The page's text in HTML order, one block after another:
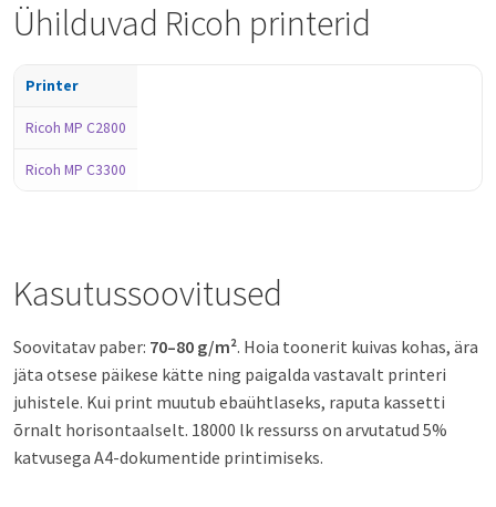
Ühilduvad Ricoh printerid
Printer
Ricoh MP C2800
Ricoh MP C3300
Kasutussoovitused
Soovitatav paber: 70–80 g/m². Hoia toonerit kuivas kohas, ära
jäta otsese päikese kätte ning paigalda vastavalt printeri
juhistele. Kui print muutub ebaühtlaseks, raputa kassetti
õrnalt horisontaalselt. 18000 lk ressurss on arvutatud 5%
katvusega A4-dokumentide printimiseks.